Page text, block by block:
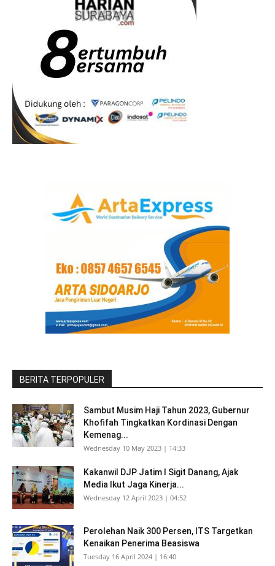
BERITA TERPOPULER
Sambut Musim Haji Tahun 2023, Gubernur
Khofifah Tingkatkan Kordinasi Dengan
Kemenag...
Wednesday 10 May 2023 | 14:33
Kakanwil DJP Jatim I Sigit Danang, Ajak
Media Ikut Jaga Kinerja...
Wednesday 12 April 2023 | 04:52
Perolehan Naik 300 Persen, ITS Targetkan
Kenaikan Penerima Beasiswa
Tuesday 16 April 2024 | 16:40